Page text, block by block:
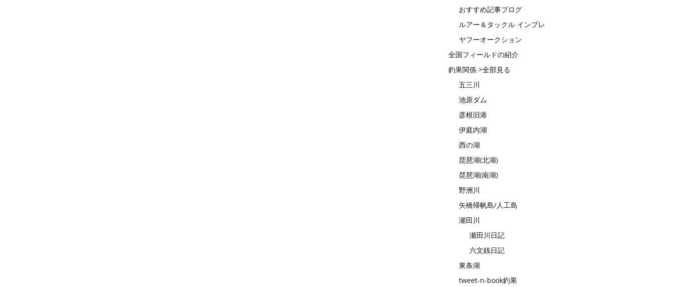
おすすめ記事ブログ
ルアー＆タックル インプレ
ヤフーオークション
全国フィールドの紹介
釣果関係 >全部見る
五三川
池原ダム
彦根旧港
伊庭内湖
西の湖
琵琶湖(北湖)
琵琶湖(南湖)
野洲川
矢橋帰帆島/人工島
瀬田川
瀬田川日記
六文銭日記
東条湖
tweet-n-book釣果